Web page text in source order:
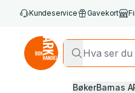
Kundeservice Gavekort
BøkerBarnas